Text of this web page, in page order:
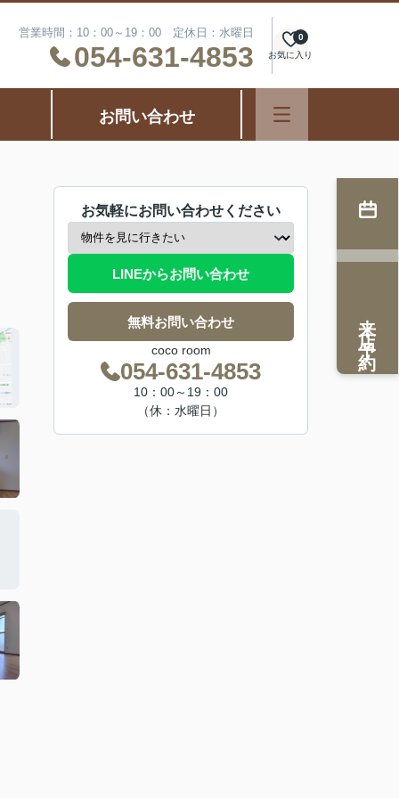
営業時間：10：00～19：00 定休日：水曜日
054-631-4853 お気に入り
0
お問い合わせ
お気軽にお問い合わせください
LINEからお問い合わせ
無料お問い合わせ
coco room
054-631-4853
10：00～19：00
（休：水曜日）
来店予約